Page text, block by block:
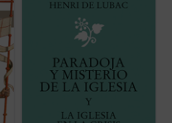
cristianos en la sociedad contemporánea?
Henri de Lubac reunidos en el presente
volumen. Frente a una crisis que sacude las
raíces espirituales de Europa, el ...